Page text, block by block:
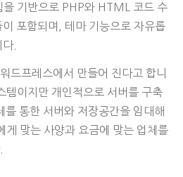
을 기반으로 PHP와 HTML 코드 수
포함되며, 테마 기능으로 자유롭
.
드프레스에서 만들어 진다고 합니
템이지만 개인적으로 서버를 구축
를 통한 서버와 저장공간을 임대해
게 맞는 사양과 요금에 맞는 업체를